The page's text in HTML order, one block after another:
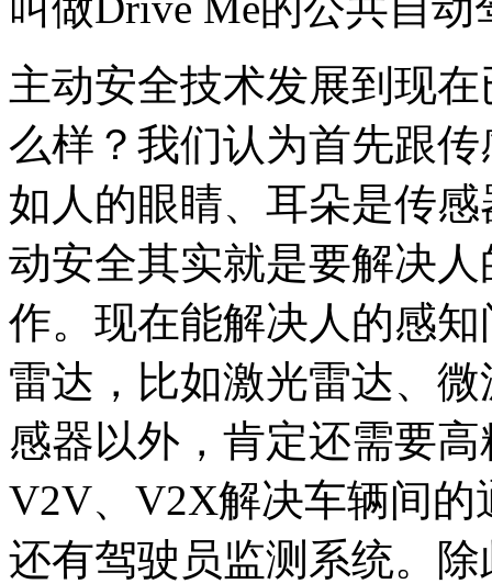
主动安全技术发展到现
么样？我们认为首先跟
如人的眼睛、耳朵是传
动安全其实就是要解决
作。现在能解决人的感
雷达，比如激光雷达、
感器以外，肯定还需要
V2V、V2X解决车辆间
还有驾驶员监测系统。